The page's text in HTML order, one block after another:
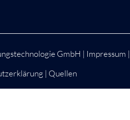
GmbH | Impressum |
| Quellen